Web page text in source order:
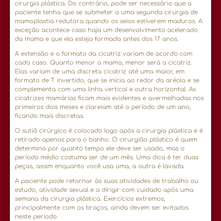
cirurgia plástica. Do contrário, pode ser necessário que a
paciente tenha que se submeter a uma segunda cirurgia de
mamoplastia redutora quando os seios estiverem maduros. A
exceção acontece caso haja um desenvolvimento acelerado
da mama e que ela esteja formada antes dos 17 anos.
A extensão e o formato da cicatriz variam de acordo com
cada caso. Quanto menor a mama, menor será a cicatriz.
Elas variam de uma discreta cicatriz até uma maior, em
formato de T invertido, que se inicia ao redor da aréola e se
complementa com uma linha vertical e outra horizontal. As
cicatrizes mamárias ficam mais evidentes e avermelhadas nos
primeiros dois meses e clareiam até o período de um ano,
ficando mais discretas.
O sutiã cirúrgico é colocado logo após a cirurgia plástica e é
retirado apenas para o banho. O cirurgião plástico é quem
determina por quanto tempo ele deve ser usado, mas o
período médio costuma ser de um mês. Uma dica é ter duas
peças, assim enquanto você usa uma, a outra é lavada.
A paciente pode retornar às suas atividades de trabalho ou
estudo, atividade sexual e a dirigir com cuidado após uma
semana da cirurgia plástica. Exercícios extremos,
principalmente com os braços, ainda devem ser evitados
neste período.